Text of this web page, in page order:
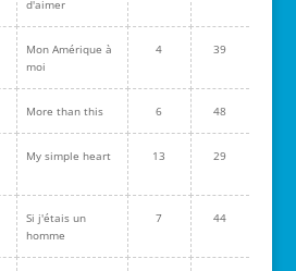
d'aimer
Mon Amérique à
moi
4 39
More than this 6 48
My simple heart 13 29
Si j'étais un
homme
7 44